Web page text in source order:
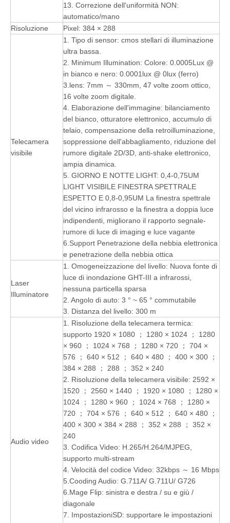
13. Correzione dell'uniformità NON:
automatico/mano
Risoluzione
Pixel: 384 × 288
Telecamera
visibile
1. Tipo di sensor: cmos stellari di illuminazione
ultra bassa.
2. Minimum Illumination: Colore: 0.0005Lux @
in bianco e nero: 0.0001lux @ 0lux (ferro)
3.lens: 7mm ～ 330mm, 47 volte zoom ottico,
16 volte zoom digitale.
4. Elaborazione dell'immagine: bilanciamento
del bianco, otturatore elettronico, accumulo di
telaio, compensazione della retroilluminazione,
soppressione dell'abbagliamento, riduzione del
rumore digitale 2D/3D, anti-shake elettronico,
ampia dinamica.
5. GIORNO E NOTTE LIGHT: 0,4-0,75UM
LIGHT VISIBILE FINESTRA SPETTRALE
ESPETTO E 0,8-0,95UM La finestra spettrale
del vicino infrarosso e la finestra a doppia luce
indipendenti, migliorano il rapporto segnale-
rumore di luce di imaging e luce vagante
6.Support Penetrazione della nebbia elettronica
e penetrazione della nebbia ottica
Laser
Illuminatore
1. Omogeneizzazione del livello: Nuova fonte di
luce di inondazione GHT-III a infrarossi,
nessuna particella sparsa
2. Angolo di auto: 3 ° ~ 65 ° commutabile
3. Distanza del livello: 300 m
Audio video
1. Risoluzione della telecamera termica:
supporto 1920 × 1080 ； 1280 × 1024 ； 1280
× 960 ； 1024 × 768 ； 1280 × 720 ； 704 ×
576 ； 640 × 512 ； 640 × 480 ； 400 × 300 ；
384 × 288 ； 288 ； 352 × 240
2. Risoluzione della telecamera visibile: 2592 ×
1520 ； 2560 × 1440 ； 1920 × 1080 ； 1280 ×
1024 ； 1280 × 960 ； 1024 × 768 ； 1280 ×
720 ； 704 × 576 ； 640 × 512 ； 640 × 480 ；
400 × 300 × 384 × 288 ； 352 × 288 ； 352 ×
240
3. Codifica Video: H.265/H.264/MJPEG,
supporto multi-stream
4. Velocità del codice Video: 32kbps ～ 16 Mbps
5.Cooding Audio: G.711A/ G.711U/ G726
6.Mage Flip: sinistra e destra / su e giù /
diagonale
7. ImpostazioniSD: supportare le impostazioni